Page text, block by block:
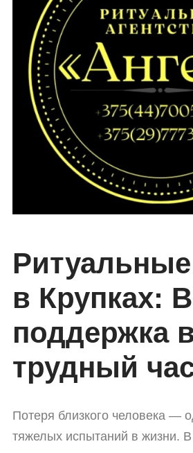
Ритуальные
в Крупках:
поддержка
трудный
Потеря близкого человека —
тяжелых испытаний в жизни.